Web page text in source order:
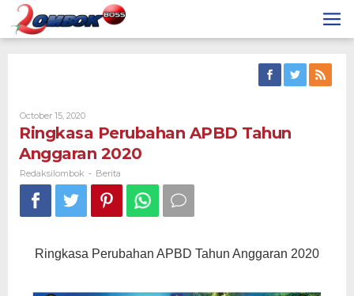
Skip
content
October 15, 2020By
Redaksilombok
Ringkasa Perubahan APBD Tahun
Anggaran 2020
Redaksilombok - Berita
Ringkasa Perubahan APBD Tahun Anggaran 2020